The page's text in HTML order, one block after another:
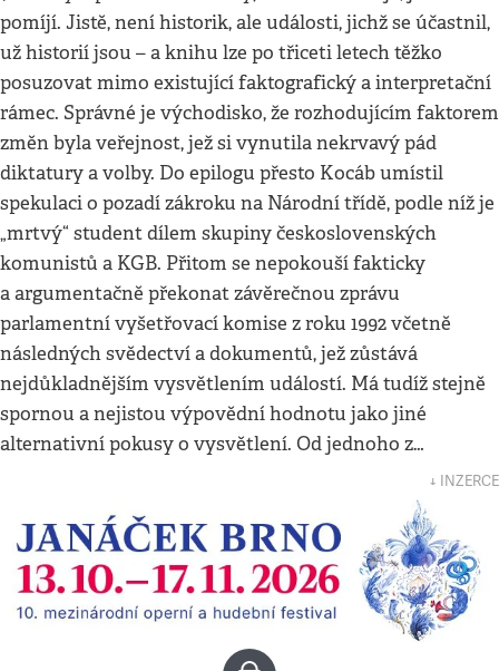
pomíjí. Jistě, není historik, ale události, jichž se účastnil,
už historií jsou – a knihu lze po třiceti letech těžko
posuzovat mimo existující faktografický a interpretační
rámec. Správné je východisko, že rozhodujícím faktorem
změn byla veřejnost, jež si vynutila nekrvavý pád
diktatury a volby. Do epilogu přesto Kocáb umístil
spekulaci o pozadí zákroku na Národní třídě, podle níž je
„mrtvý“ student dílem skupiny československých
komunistů a KGB. Přitom se nepokouší fakticky
a argumentačně překonat závěrečnou zprávu
parlamentní vyšetřovací komise z roku 1992 včetně
následných svědectví a dokumentů, jež zůstává
nejdůkladnějším vysvětlením událostí. Má tudíž stejně
spornou a nejistou výpovědní hodnotu jako jiné
alternativní pokusy o vysvětlení. Od jednoho z…
↓ INZERCE